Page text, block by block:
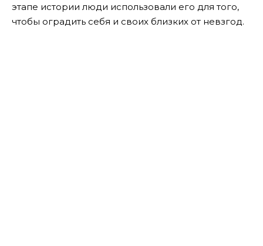
этапе истории люди использовали его для того,
чтобы оградить себя и своих близких от невзгод.